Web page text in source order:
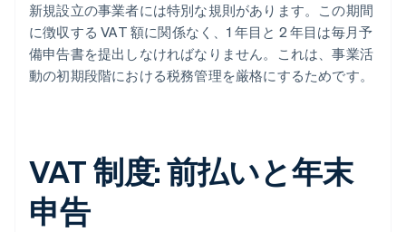
新規設立の事業者には特別な規則があります。この期間
に徴収する VAT 額に関係なく、1 年目と 2 年目は毎月予
備申告書を提出しなければなりません。これは、事業活
動の初期段階における税務管理を厳格にするためです。
VAT 制度: 前払いと年末
申告